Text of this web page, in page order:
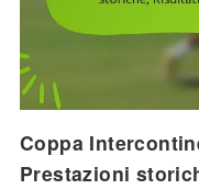
Coppa
Prestazioni